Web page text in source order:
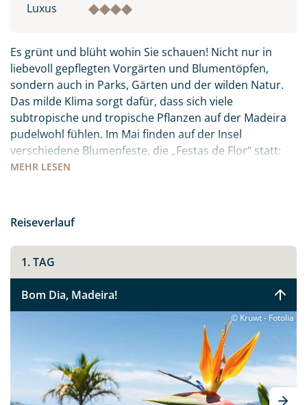
Luxus
MEHR LESEN
Es grünt und blüht wohin Sie schauen! Nicht nur in
liebevoll gepflegten Vorgärten und Blumentöpfen,
sondern auch in Parks, Gärten und der wilden Natur.
Das milde Klima sorgt dafür, dass sich viele
subtropische und tropische Pflanzen auf der Madeira
pudelwohl fühlen. Im Mai finden auf der Insel
verschiedene Blumenfeste, die „Festas de Flor“ statt:
die Orte sind mit Blüten und Blumen geschmückt, es
Atlantiks.Auch kulinarisch hat die Insel viel zu bieten:
Wärme braucht um sich zum süßen Gold zu wandeln.
Der „Peixe Espada Preto“ – schwarzer Degenfisch, den
Sie bitte zunächst probieren, bevor Sie ihn sich auf den
Tischen der Markthalle Funchals anschauen. Verpassen
sollten Sie keinesfalls Madeiras Nationalgericht
„Espetata“ - die aufgespießten Rinderstücke, welche
über den Holzkohlegrill zubereitet werden. Diese Reise
vereint alle Schönheiten der Insel: Natur, Meer,
Entspannung, Kultur, Tradition und Kulinarik. Ihr
deutscher Reiseleiter zeigt Ihnen ganz persönlich seine
Reiseverlauf
1. TAG
Bom Dia, Madeira!
© Kruwt - Fotolia